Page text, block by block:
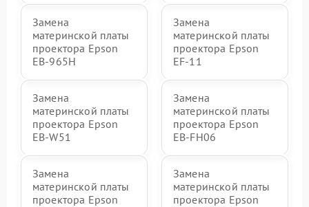
Замена
материнской платы
проектора Epson
EB-965H
Замена
материнской платы
проектора Epson
EF-11
Замена
материнской платы
проектора Epson
EB-W51
Замена
материнской платы
проектора Epson
EB-FH06
Замена
материнской платы
проектора Epson
Замена
материнской платы
проектора Epson